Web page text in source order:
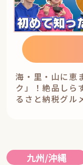
海・里・山に恵
ク」！絶品しら
るさと納税グル
九州/沖縄